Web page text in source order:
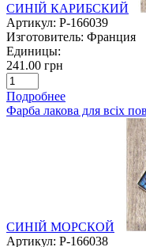
СИНІЙ КАРИБСКИЙ
Артикул: P-166039
Изготовитель: Франция
Единицы:
241.00 грн
Подробнее
Фарба лакова для всіх
СИНІЙ МОРСКОЙ
Артикул: P-166038